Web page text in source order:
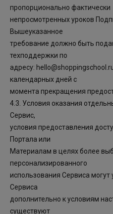
пропорционально фактически
непросмотренных уроков
Вышеуказанное
требование должно быть
техподдержки по
адресу:
календарных дней с
момента прекращения
4.3. Условия оказания
Сервис,
условия предоставления
Портала или
Материалам в целях более
персонализированного
использования Сервиса
Сервиса
дополнительно к условиям
существуют